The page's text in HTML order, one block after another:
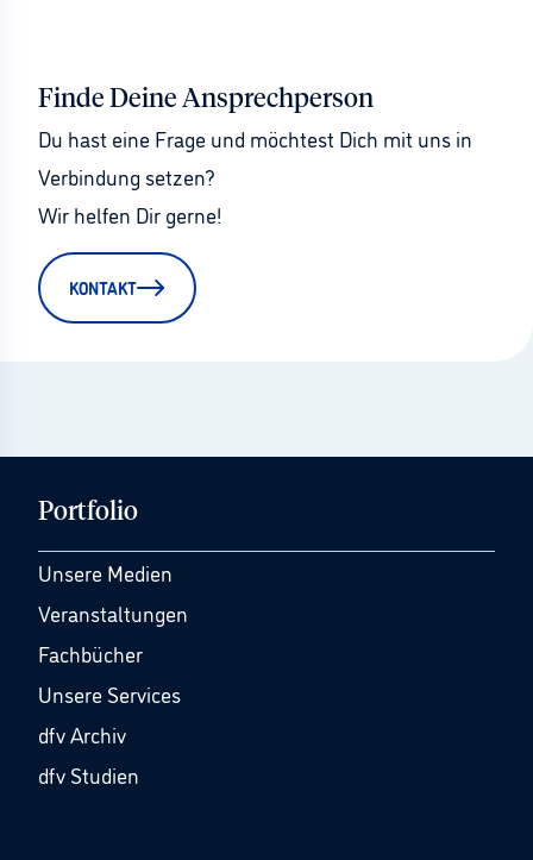
Finde Deine Ansprechperson
Du hast eine Frage und möchtest Dich mit uns in
Verbindung setzen?
Wir helfen Dir gerne!
KONTAKT
Portfolio
Unsere Medien
Veranstaltungen
Fachbücher
Unsere Services
dfv Archiv
dfv Studien